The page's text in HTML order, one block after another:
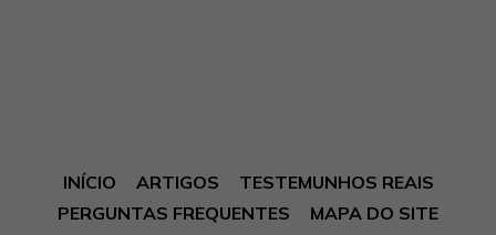
INÍCIO ARTIGOS
TESTEMUNHOS REAIS
PERGUNTAS FREQUENTES
MAPA DO SITE